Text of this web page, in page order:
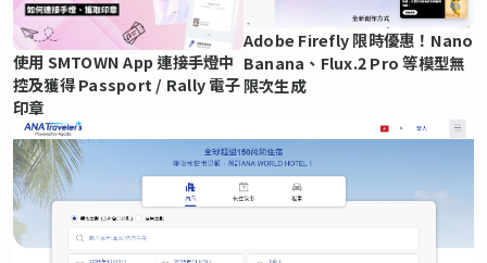
使用 SMTOWN App 連接手燈中
控及獲得 Passport / Rally 電子
印章
Adobe Firefly 限時優惠！Nano
Banana、Flux.2 Pro 等模型無
限次生成